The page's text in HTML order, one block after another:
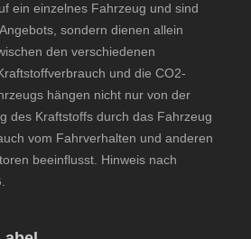
ein einzelnes Fahrzeug und sind
sondern dienen allein
den verschiedenen
und die CO2-
hängen nicht nur von der
des Kraftstoffs durch das Fahrzeug
vom Fahrverhalten und anderen
beeinflusst. Hinweis nach